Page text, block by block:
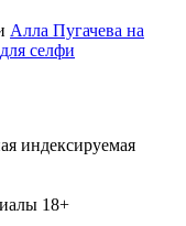
Алла Пугачева на
селфи
индексируемая
18+